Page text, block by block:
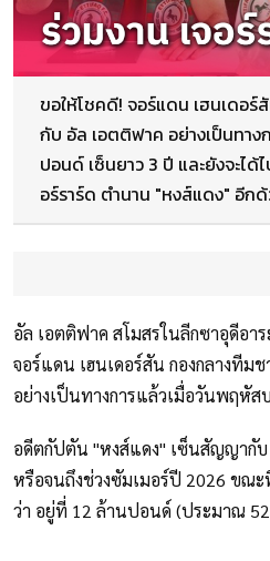
ขอให้โชคดี! จอร์แดน เฮนเดอร์
กับ อัล เอตติฟาค อย่างเป็นทาง
ปอนด์ เซ็นยาว 3 ปี และยังจะได้
อร์ราร์ด ตำนาน "หงส์แดง" อีก
อัล เอตติฟาค สโมสรในลีกซาอุดีอา
จอร์แดน เฮนเดอร์สัน กองกลางทีม
อย่างเป็นทางการแล้วเมื่อวันพฤหั
อดีตกัปตัน "หงส์แดง" เซ็นสัญญากับ
หรือจนถึงช่วงซัมเมอร์ปี 2026 ขณ
ว่า อยู่ที่ 12 ล้านปอนด์ (ประมาณ